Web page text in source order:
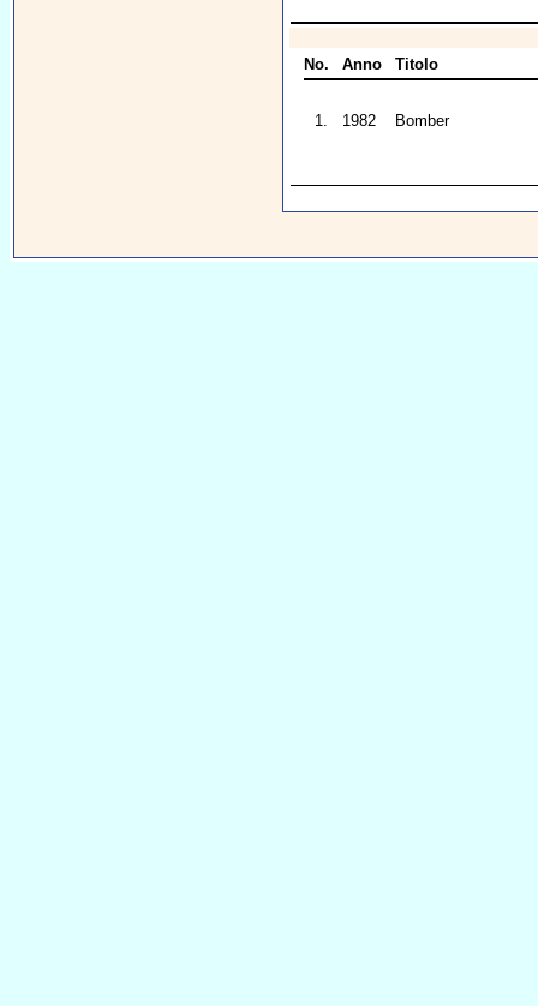
No. Anno Titolo
1. 1982 Bomber